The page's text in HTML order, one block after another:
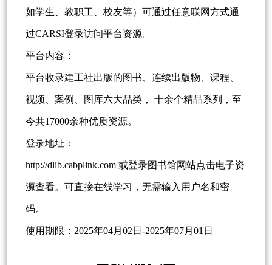
如学生、教职工、校友等）可通过任意联网方式通
过CARSI登录访问平台资源。
平台内容：
平台收录建工社出版的图书、连续出版物、课程、
视频、案例、图库六大品类， 十余个精品系列，至
今共17000余种优质资源。
登录地址：
http://dlib.cabplink.com 或登录图书馆网站点击电子资
源查看。可直接在线学习，无需输入用户名和密
码。
使用期限：2025年04月02日-2025年07月01日